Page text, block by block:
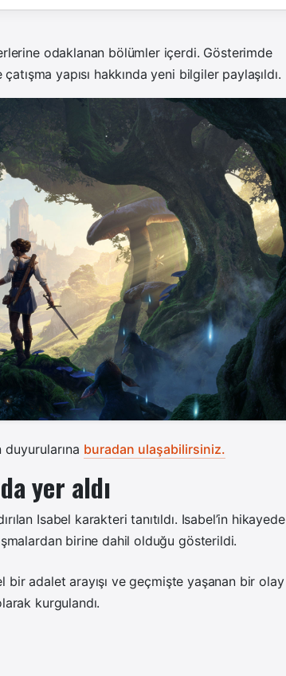
odaklanan bölümler içerdi. Gösterimde
yapısı hakkında yeni bilgiler paylaşıldı.
buradan ulaşabilirsiniz.
yer aldı
Isabel karakteri tanıtıldı. Isabel’in hikayede
birine dahil olduğu gösterildi.
bir adalet arayışı ve geçmişte yaşanan bir olay
kurgulandı.